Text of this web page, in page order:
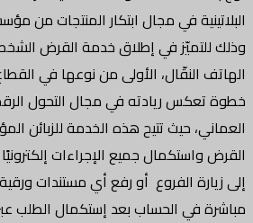
وذلك للتميّز في إطلاق خدمة القرض
الهاتف النقّال، الأولى من نوعها في
خطوة تعكس ريادته في مجال التحول
العماني، حيث تتيح هذه الخدمة للزبائن
القرض واستكمال جميع الإجراءات
إلى زيارة الفروع أو رفع أي مستندات
مباشرة في الحساب بعد إستكمال الطلب